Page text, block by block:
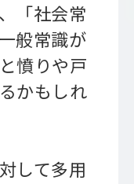
「社会常
般常識が
憤りや戸
かもしれ
して多用